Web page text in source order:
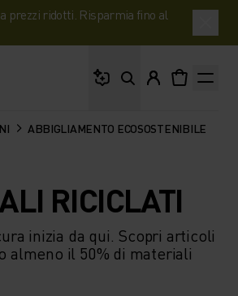
prezzi ridotti. Risparmia fino al
ABBIGLIAMENTO ECOSOSTENIBILE
RICICLATI
inizia da qui. Scopri articoli
almeno il 50% di materiali